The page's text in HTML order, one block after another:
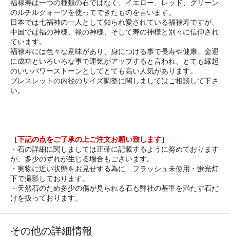
福禄寿は一つの種類の石ではなく、イエロー、レッド、グリーン
のルチルクォーツを使ってできたものを言います。
日本では七福神の一人として知られ愛されている福禄寿ですが、
中国では福の神様、禄の神様、そして寿の神様と別々に信仰され
ています。
福禄寿には色々な意味があり、身につける事で長寿や健康、金運
に成功といろいろな事で運気がアップすると言われ、とても縁起
のいいパワーストーンとしてとても高い人気があります。
ブレスレットの内径のサイズ調整に関しましてはご相談して下さ
い。
［下記の点をご了承の上ご注文お願い致します］
・石の詳細に関しましては正確に記載するように努めております
が、多少のずれが生じる場合もございます。
・実物に近い状態をお見せする為に、フラッシュ未使用・蛍光灯
下で撮影しております。
・天然石のため多少の傷が見られる石も弊社の基準を満たす石だ
けを扱っております。
その他の詳細情報